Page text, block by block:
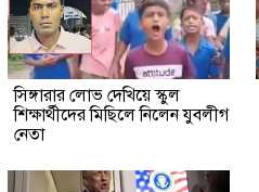
সিঙ্গারার লোভ দেখিয়ে স্কুল
শিক্ষার্থীদের মিছিলে নিলেন যুবলীগ
নেতা